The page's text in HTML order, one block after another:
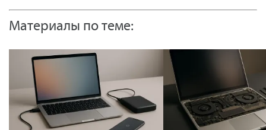
Материалы по теме: